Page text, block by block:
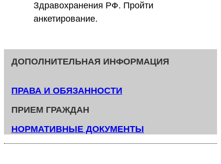
Здравохранения РФ. Пройти
анкетирование.
ДОПОЛНИТЕЛЬНАЯ ИНФОРМАЦИЯ
ПРАВА И ОБЯЗАННОСТИ
ПРИЕМ ГРАЖДАН
НОРМАТИВНЫЕ ДОКУМЕНТЫ